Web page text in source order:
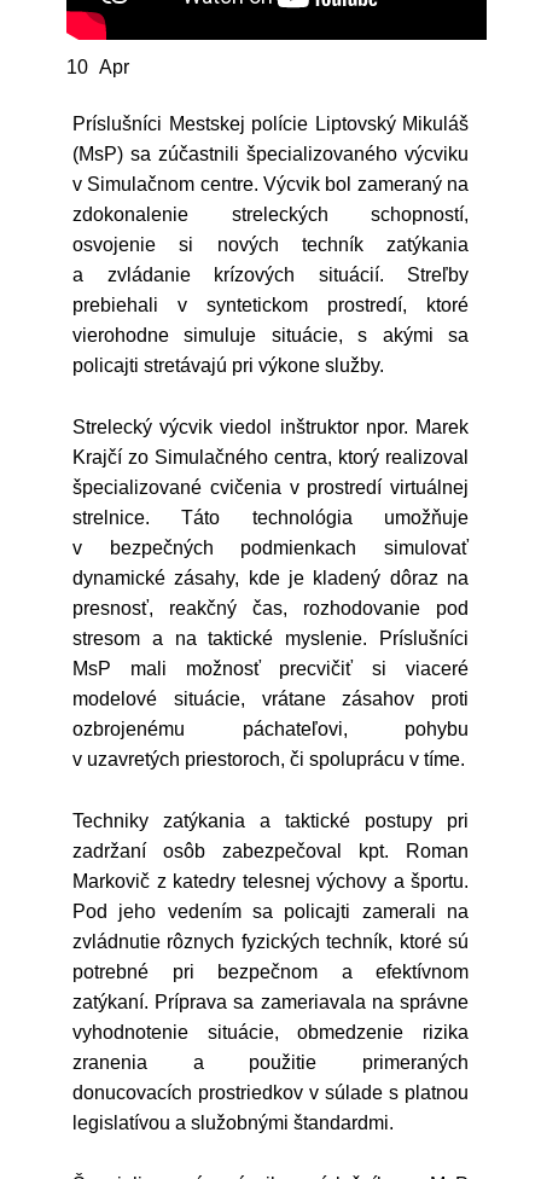
10 Apr
Príslušníci Mestskej polície Liptovský Mikuláš
(MsP) sa zúčastnili špecializovaného výcviku
v Simulačnom centre. Výcvik bol zameraný na
zdokonalenie streleckých schopností,
osvojenie si nových techník zatýkania
a zvládanie krízových situácií. Streľby
prebiehali v syntetickom prostredí, ktoré
vierohodne simuluje situácie, s akými sa
policajti stretávajú pri výkone služby.
Strelecký výcvik viedol inštruktor npor. Marek
Krajčí zo Simulačného centra, ktorý realizoval
špecializované cvičenia v prostredí virtuálnej
strelnice. Táto technológia umožňuje
v bezpečných podmienkach simulovať
dynamické zásahy, kde je kladený dôraz na
presnosť, reakčný čas, rozhodovanie pod
stresom a na taktické myslenie. Príslušníci
MsP mali možnosť precvičiť si viaceré
modelové situácie, vrátane zásahov proti
ozbrojenému páchateľovi, pohybu
v uzavretých priestoroch, či spoluprácu v tíme.
Techniky zatýkania a taktické postupy pri
zadržaní osôb zabezpečoval kpt. Roman
Markovič z katedry telesnej výchovy a športu.
Pod jeho vedením sa policajti zamerali na
zvládnutie rôznych fyzických techník, ktoré sú
potrebné pri bezpečnom a efektívnom
zatýkaní. Príprava sa zameriavala na správne
vyhodnotenie situácie, obmedzenie rizika
zranenia a použitie primeraných
donucovacích prostriedkov v súlade s platnou
legislatívou a služobnými štandardmi.